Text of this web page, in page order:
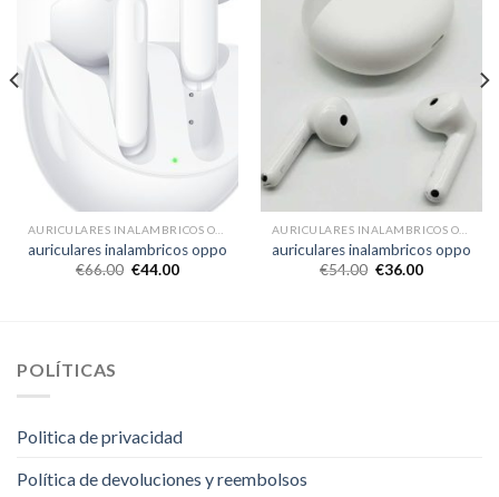
auriculares inalambricos oppo
€66.00 €44.00
auriculares inalambricos oppo
€54.00 €36.00
POLÍTICAS
Politica de privacidad
Política de devoluciones y reembolsos